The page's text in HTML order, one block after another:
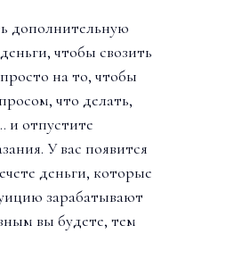
дополнительную
чтобы свозить
на то, чтобы
что делать,
и отпустите
У вас появится
деньги, которые
зарабатывают
вы будете, тем